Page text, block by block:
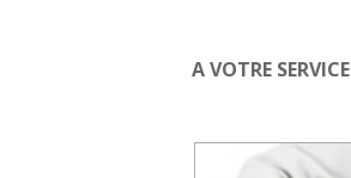
A VOTRE SERVICE